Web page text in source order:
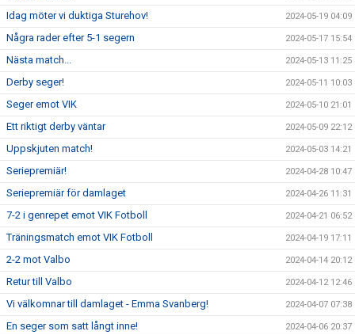
Idag möter vi duktiga Sturehov! 2024-05-19 04:09
Några rader efter 5-1 segern 2024-05-17 15:54
Nästa match... 2024-05-13 11:25
Derby seger! 2024-05-11 10:03
Seger emot VIK 2024-05-10 21:01
Ett riktigt derby väntar 2024-05-09 22:12
Uppskjuten match! 2024-05-03 14:21
Seriepremiär! 2024-04-28 10:47
Seriepremiär för damlaget 2024-04-26 11:31
7-2 i genrepet emot VIK Fotboll 2024-04-21 06:52
Träningsmatch emot VIK Fotboll 2024-04-19 17:11
2-2 mot Valbo 2024-04-14 20:12
Retur till Valbo 2024-04-12 12:46
Vi välkomnar till damlaget - Emma Svanberg! 2024-04-07 07:38
En seger som satt långt inne! 2024-04-06 20:37